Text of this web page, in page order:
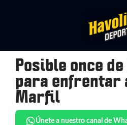
Posible once
para enfrentar
Marfil
Únete a nuestro canal de